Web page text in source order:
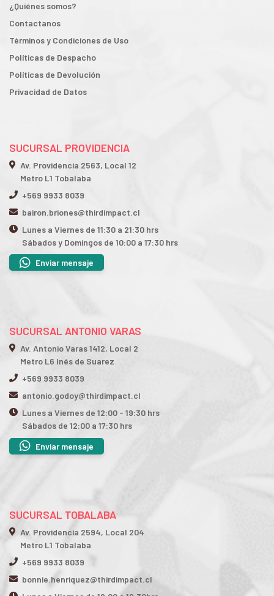
¿Quiénes somos?
Contactanos
Términos y Condiciones de Uso
Políticas de Despacho
Políticas de Devolución
Privacidad de Datos
SUCURSAL PROVIDENCIA
Av. Providencia 2563, Local 12
Metro L1 Tobalaba
+569 9933 8039
bairon.briones@thirdimpact.cl
Lunes a Viernes de 11:30 a 21:30 hrs
Sábados y Domingos de 10:00 a 17:30 hrs
Enviar mensaje
SUCURSAL ANTONIO VARAS
Av. Antonio Varas 1412, Local 2
Metro L6 Inés de Suarez
+569 9933 8039
antonio.godoy@thirdimpact.cl
Lunes a Viernes de 12:00 - 19:30 hrs
Sábados de 12:00 a 17:30 hrs
Enviar mensaje
SUCURSAL TOBALABA
Av. Providencia 2594, Local 204
Metro L1 Tobalaba
+569 9933 8039
bonnie.henriquez@thirdimpact.cl